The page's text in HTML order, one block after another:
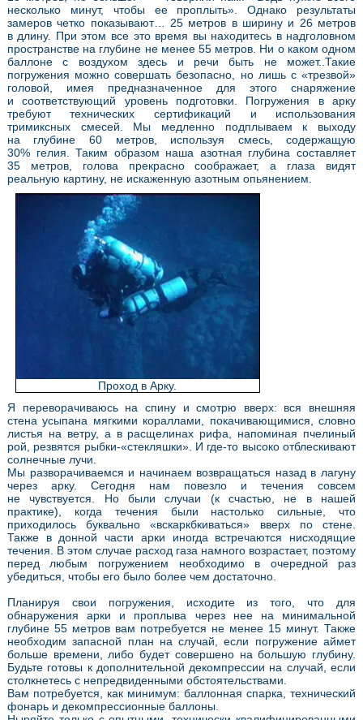
несколько минут, чтобы ее проплыть». Однако результаты
замеров четко показывают… 25 метров в ширину и 26 метров
в длину. При этом все это время вы находитесь в надголовном
пространстве на глубине не менее 55 метров. Ни о каком одном
баллоне с воздухом здесь и речи быть не может..Такие
погружения можно совершать безопасно, но лишь с «трезвой»
головой, имея предназначенное для этого снаряжение
и соответствующий уровень подготовки. Погружения в арку
требуют технических сертификаций и использования
тримиксных смесей. Мы медленно подплываем к выходу
на глубине 60 метров, используя смесь, содержащую
30% гелия. Таким образом наша азотная глубина составляет
35 метров, голова прекрасно соображает, а глаза видят
реальную картину, не искаженную азотным опьянением.
Проход в Арку.
Я переворачиваюсь на спину и смотрю вверх: вся внешняя
стена усыпана мягкими кораллами, покачивающимися, словно
листья на ветру, а в расщелинах рифа, напоминая пчелиный
рой, резвятся рыбки-«стекляшки». И где-то высоко отблескивают
солнечные лучи.
Мы разворачиваемся и начинаем возвращаться назад в лагуну
через арку. Сегодня нам повезло и течения совсем
не чувствуется. Но были случаи (к счастью, не в нашей
практике), когда течения были настолько сильные, что
приходилось буквально «вскаркбкиваться» вверх по стене.
Также в донной части арки иногда встречаются нисходящие
течения. В этом случае расход газа намного возрастает, поэтому
перед любым погружением необходимо в очередной раз
убедиться, чтобы его было более чем достаточно.
Планируя свои погружения, исходите из того, что для
обнаружения арки и проплыва через нее на минимальной
глубине 55 метров вам потребуется не менее 15 минут. Также
необходим запасной план на случай, если погружение аймет
больше времени, либо будет совершено на большую глубину.
Будьте готовы к дополнительной декомпрессии на случай, если
столкнетесь с непредвиденными обстоятельствами.
Вам потребуется, как минимум: баллонная спарка, технический
фонарь и декомпрессионные баллоны.